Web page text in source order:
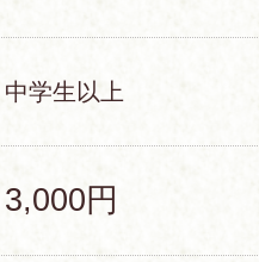
中学生以上
3,000円